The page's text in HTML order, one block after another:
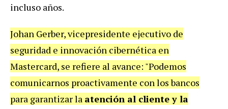
incluso años.
Johan Gerber, vicepresidente ejecutivo de
seguridad e innovación cibernética en
Mastercard, se refiere al avance: "Podemos
comunicarnos proactivamente con los bancos
para garantizar la atención al cliente y la